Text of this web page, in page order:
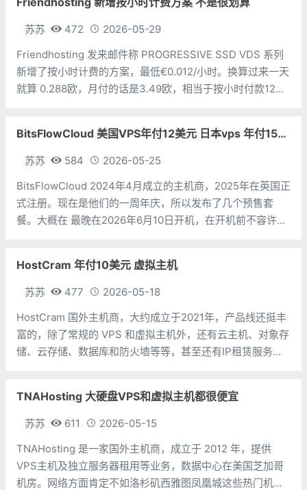
方式。
苏苏 472
2026-05-29
Friendhosting 发来邮件称 PROGRESSIVE SSD VDS 系列
新增了按小时计费的方案，最低€0.012/小时。换算过来一天
就算 0.288欧，月付的话是3.49欧，相当于按小时付款12
BitsFlowCloud 美国VPS年付12美元 日本vps 年付15美元
苏苏 584
2026-05-25
BitsFlowCloud 2024年4月成立的主机商，2025年在英国正
式注册。现在是他们的一周年庆，所以发布了几个预售套
餐。大概在 最晚在2026年6月10日开机，在开机前不容许退
HostCram 年付10美元 虚拟主机
苏苏 477
2026-05-18
HostCram 国外主机商，大约成立于2021年，产品线还挺丰
富的，除了常规的 VPS 和虚拟主机外，还有云主机、对象存
储、云存储、数据库和防火墙等等，甚至还有IP租赁服务。
TNAHosting 大硬盘VPS和虚拟主机都很便宜
苏苏 611
2026-05-15
TNAHosting 是一家国外主机商，成立于 2012 年，提供
VPS主机及独立服务器租用等业务，数据中心在美国芝加哥
机房。网络方面肯定不如洛杉矶西雅图凤凰城这些热门机